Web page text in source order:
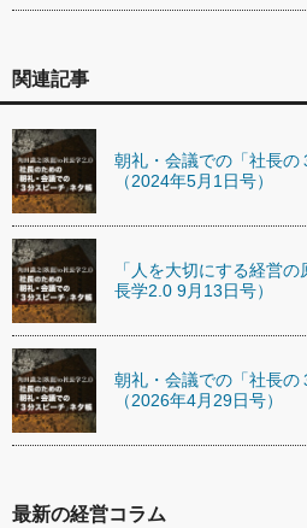
関連記事
朝礼・会議での「社長
（2024年5月1日号）
「人を大切にする経営
長学2.0 9月13日号）
朝礼・会議での「社長
（2026年4月29日号）
最新の経営コラム